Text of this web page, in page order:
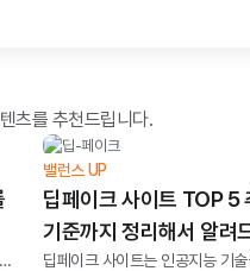
츠를 추천드립니다.
밸런스 UP
딥페이크 사이트 TOP 5
기준까지 정리해서 알려
딥페이크 사이트는 인공지능 기